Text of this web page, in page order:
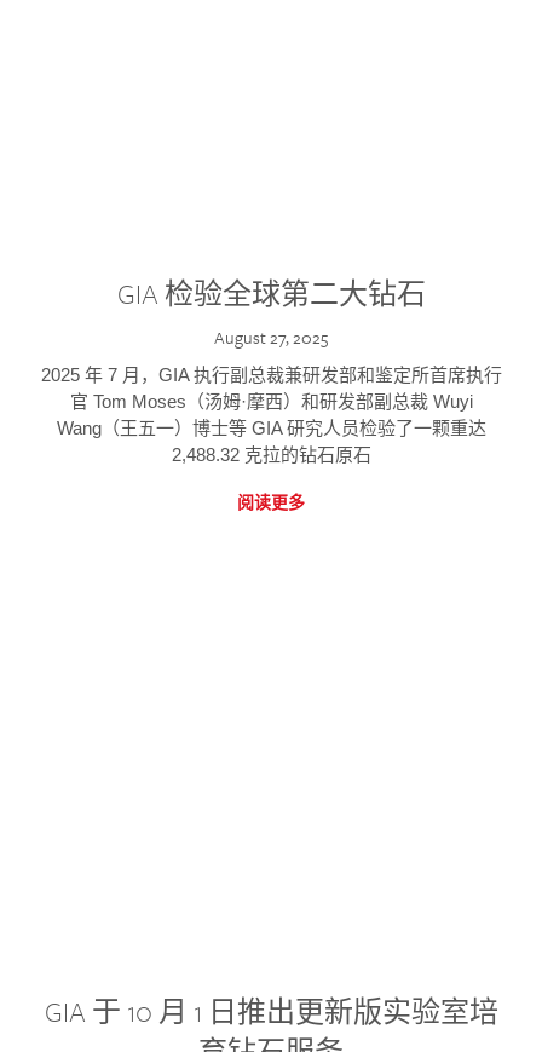
GIA 检验全球第二大钻石
August 27, 2025
2025 年 7 月，GIA 执行副总裁兼研发部和鉴定所首席执行
官 Tom Moses（汤姆·摩西）和研发部副总裁 Wuyi
Wang（王五一）博士等 GIA 研究人员检验了一颗重达
2,488.32 克拉的钻石原石
阅读更多
GIA 于 10 月 1 日推出更新版实验室培